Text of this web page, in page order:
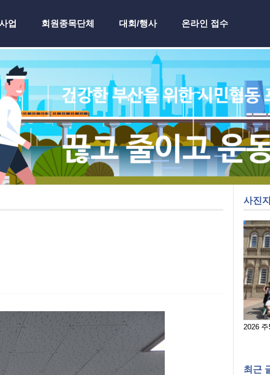
업 회원종목단체 대회/행사
온라인 접수
사진
지도자교육 및 실… 2026 주5일제생활체육실천광장(… 2026
최근